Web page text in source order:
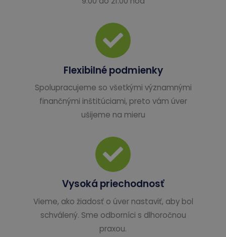
Flexibilné podmienky
Spolupracujeme so všetkými významnými
finančnými inštitúciami, preto vám úver
ušijeme na mieru
Vysoká priechodnosť
Vieme, ako žiadosť o úver nastaviť, aby bol
schválený. Sme odborníci s dlhoročnou
praxou.